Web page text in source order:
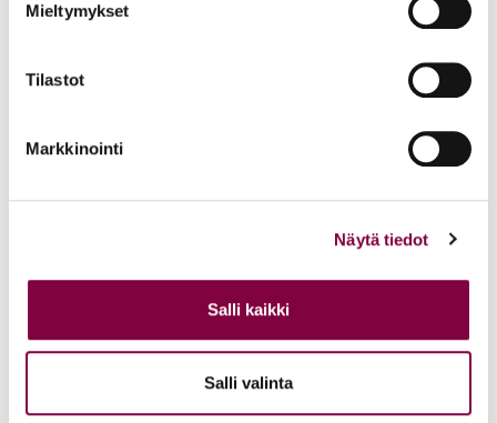
Mieltymykset
Tilastot
Markkinointi
Näytä tiedot
Salli kaikki
Salli valinta
Ota yhteyttä: jasenrekisteri@juristiliitto.fi tai
puhelimitse 09 8561 0321.
Jäsenyys